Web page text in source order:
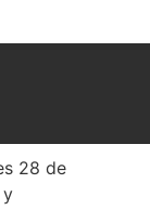
28 de
y